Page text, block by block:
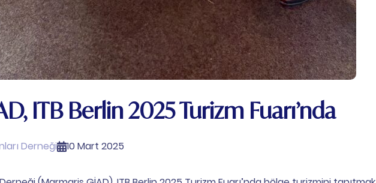
ITB Berlin 2025 Turizm Fuarı’nda
Derneği 10 Mart 2025